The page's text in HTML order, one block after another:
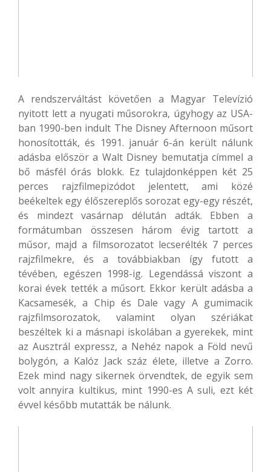
A rendszerváltást követően a Magyar Televízió
nyitott lett a nyugati műsorokra, úgyhogy az USA-
ban 1990-ben indult The Disney Afternoon műsort
honosították, és 1991. január 6-án került nálunk
adásba először a Walt Disney bemutatja címmel a
bő másfél órás blokk. Ez tulajdonképpen két 25
perces rajzfilmepizódot jelentett, ami közé
beékeltek egy élőszereplős sorozat egy-egy részét,
és mindezt vasárnap délután adták. Ebben a
formátumban összesen három évig tartott a
műsor, majd a filmsorozatot lecserélték 7 perces
rajzfilmekre, és a továbbiakban így futott a
tévében, egészen 1998-ig. Legendássá viszont a
korai évek tették a műsort. Ekkor került adásba a
Kacsamesék, a Chip és Dale vagy A gumimacik
rajzfilmsorozatok, valamint olyan szériákat
beszéltek ki a másnapi iskolában a gyerekek, mint
az Ausztrál expressz, a Nehéz napok a Föld nevű
bolygón, a Kalóz Jack száz élete, illetve a Zorro.
Ezek mind nagy sikernek örvendtek, de egyik sem
volt annyira kultikus, mint 1990-es A suli, ezt két
évvel később mutatták be nálunk.